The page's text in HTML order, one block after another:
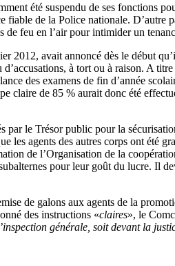
été suspendu de ses fonctions
de la Police nationale.
feu en l’air pour intimider un
avait annoncé dès le début
à tort ou à raison. A
des examens de fin d’année
claire de 85 % aurait donc été
le Trésor public pour la
les agents des autres corps ont été
de l’Organisation de la
pour leur goût du lucre. Il
de galons aux agents de la
des instructions «claires», le
générale, soit devant la